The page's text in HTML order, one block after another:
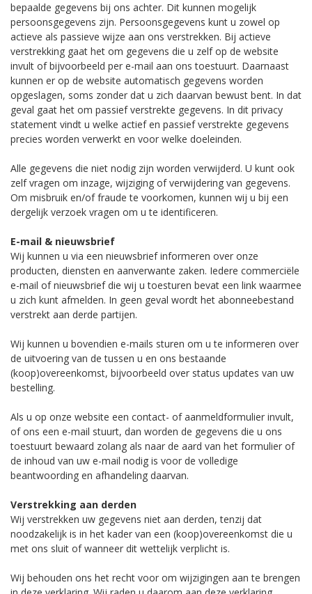
bepaalde gegevens bij ons achter. Dit kunnen mogelijk
persoonsgegevens zijn. Persoonsgegevens kunt u zowel op
actieve als passieve wijze aan ons verstrekken. Bij actieve
verstrekking gaat het om gegevens die u zelf op de website
invult of bijvoorbeeld per e-mail aan ons toestuurt. Daarnaast
kunnen er op de website automatisch gegevens worden
opgeslagen, soms zonder dat u zich daarvan bewust bent. In dat
geval gaat het om passief verstrekte gegevens. In dit privacy
statement vindt u welke actief en passief verstrekte gegevens
precies worden verwerkt en voor welke doeleinden.
Alle gegevens die niet nodig zijn worden verwijderd. U kunt ook
zelf vragen om inzage, wijziging of verwijdering van gegevens.
Om misbruik en/of fraude te voorkomen, kunnen wij u bij een
dergelijk verzoek vragen om u te identificeren.
E-mail & nieuwsbrief
Wij kunnen u via een nieuwsbrief informeren over onze
producten, diensten en aanverwante zaken. Iedere commerciële
e-mail of nieuwsbrief die wij u toesturen bevat een link waarmee
u zich kunt afmelden. In geen geval wordt het abonneebestand
verstrekt aan derde partijen.
Wij kunnen u bovendien e-mails sturen om u te informeren over
de uitvoering van de tussen u en ons bestaande
(koop)overeenkomst, bijvoorbeeld over status updates van uw
bestelling.
Als u op onze website een contact- of aanmeldformulier invult,
of ons een e-mail stuurt, dan worden de gegevens die u ons
toestuurt bewaard zolang als naar de aard van het formulier of
de inhoud van uw e-mail nodig is voor de volledige
beantwoording en afhandeling daarvan.
Verstrekking aan derden
Wij verstrekken uw gegevens niet aan derden, tenzij dat
noodzakelijk is in het kader van een (koop)overeenkomst die u
met ons sluit of wanneer dit wettelijk verplicht is.
Wij behouden ons het recht voor om wijzigingen aan te brengen